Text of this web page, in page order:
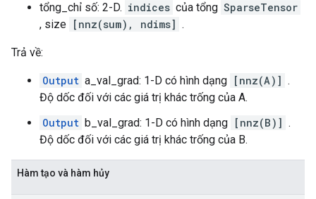
tổng_chỉ số: 2-D. indices của tổng SparseTensor
, size [nnz(sum), ndims] .
Trả về:
Output a_val_grad: 1-D có hình dạng [nnz(A)] .
Độ dốc đối với các giá trị khác trống của A.
Output b_val_grad: 1-D có hình dạng [nnz(B)] .
Độ dốc đối với các giá trị khác trống của B.
Hàm tạo và hàm hủy